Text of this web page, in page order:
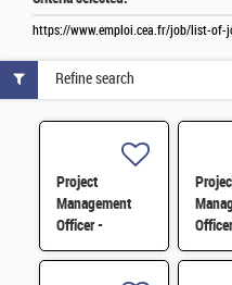
https://www.emploi.cea.fr/job/list-of-
Project
Management
Officer -
Référent Cost
Refine search